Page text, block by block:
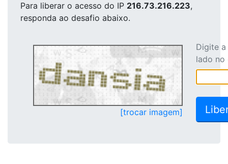
Para liberar o acesso do IP 216.73.216.223,
responda ao desafio abaixo.
[trocar imagem]
Digite
lado no